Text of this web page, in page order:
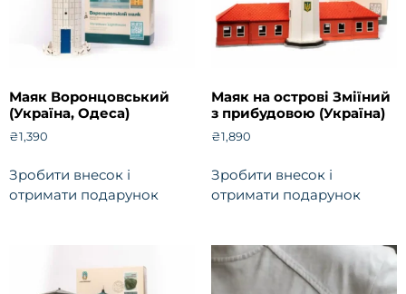
Маяк Воронцовський
(Україна, Одеса)
₴1,390
Зробити внесок і
отримати подарунок
Маяк на острові Зміїний
з прибудовою (Україна)
₴1,890
Зробити внесок і
отримати подарунок